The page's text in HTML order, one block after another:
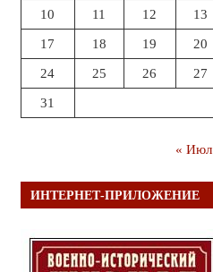
10 11 12 13
17 18 19 20
24 25 26 27
31
« Июл
ИНТЕРНЕТ-ПРИЛОЖЕНИЕ